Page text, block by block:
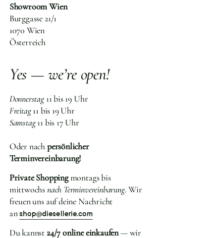
Showroom Wien
Burggasse 21/1
1070 Wien
Österreich
Yes — we’re open!
Donnerstag11 bis 19 Uhr
Freitag11 bis 19 Uhr
Samstag11 bis 17 Uhr
Oder nachpersönlicher
Terminvereinbarung!
Private Shoppingmontags bis
mittwochsnach Terminvereinbarung. Wir
freuen uns auf deine Nachricht
anshop@diesellerie.com
Du kannst24/7 online einkaufen— wir